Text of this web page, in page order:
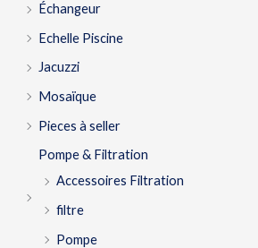
Échangeur
Echelle Piscine
Jacuzzi
Mosaïque
Pieces à seller
Pompe & Filtration
Accessoires Filtration
filtre
Pompe